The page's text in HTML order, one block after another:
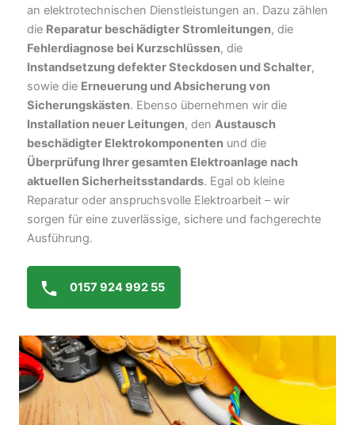
an elektrotechnischen Dienstleistungen an. Dazu zählen
die Reparatur beschädigter Stromleitungen, die
Fehlerdiagnose bei Kurzschlüssen, die
Instandsetzung defekter Steckdosen und Schalter,
sowie die Erneuerung und Absicherung von
Sicherungskästen. Ebenso übernehmen wir die
Installation neuer Leitungen, den Austausch
beschädigter Elektrokomponenten und die
Überprüfung Ihrer gesamten Elektroanlage nach
aktuellen Sicherheitsstandards. Egal ob kleine
Reparatur oder anspruchsvolle Elektroarbeit – wir
sorgen für eine zuverlässige, sichere und fachgerechte
Ausführung.
0157 924 992 55